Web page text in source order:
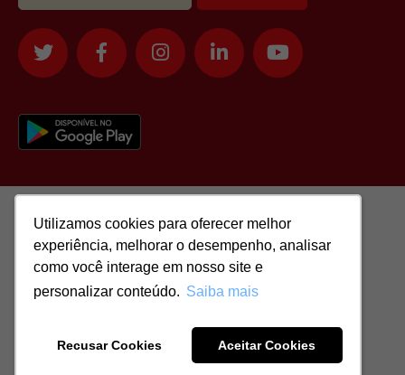
Utilizamos cookies para oferecer melhor
experiência, melhorar o desempenho, analisar
como você interage em nosso site e
personalizar conteúdo. Saiba mais
Recusar Cookies Aceitar Cookies
Utilizamos cookies para oferecer melhor
experiência, melhorar o desempenho, analisar
como você interage em nosso site e
personalizar conteúdo. Saiba mais
Recusar Cookies Aceitar Cookies
51.417.293/0001-48 | CRECI: J-04970/1